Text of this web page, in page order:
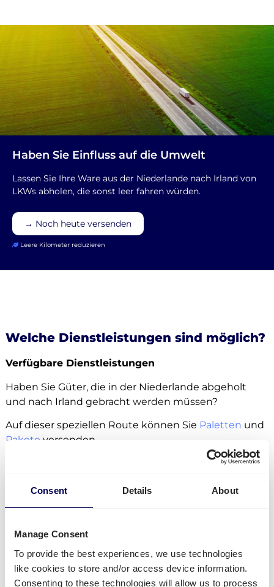
Consent Details About
Manage Consent
To provide the best experiences, we use technologies
like cookies to store and/or access device information.
Consenting to these technologies will allow us to process
Haben Sie Einfluss auf die Umwelt
Lassen Sie Ihre Ware aus der Niederlande nach Irland von
LKWs abholen, die sonst leer fahren würden.
→ Noch heute versenden
Leere Kilometer reduzieren
Welche Dienstleistungen sind möglich?
Verfügbare Dienstleistungen
Haben Sie Güter, die in der Niederlande abgeholt
und nach Irland gebracht werden müssen?
Auf dieser speziellen Route können Sie Paletten und
Pakete versenden.
Es gibt keine Maximalzahl für Paletten- oder
alles ist möglich.
Blockpaletteund individuelle Palette nach Irland
Paletten und Pakete können auch anAmazon
Distributionszentrenversenden, ebenso wie an